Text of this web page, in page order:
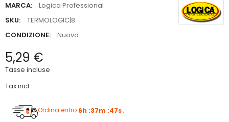
MARCA:
Logica Professional
SKU:
TERMOLOGIC|8
CONDIZIONE:
Nuovo
5,29 €
Tasse incluse
Tax incl.
Ordina entro 6h :37m :46s,